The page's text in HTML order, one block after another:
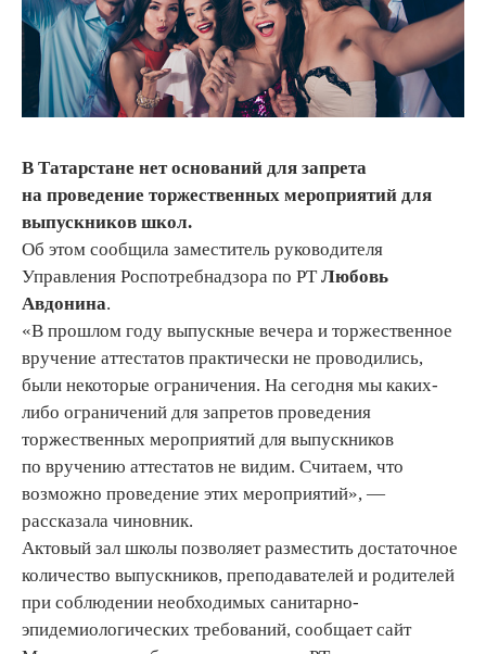
В Татарстане нет оснований для запрета
на проведение торжественных мероприятий для
выпускников школ.
Об этом сообщила заместитель руководителя
Управления Роспотребнадзора по РТ Любовь
Авдонина.
«В прошлом году выпускные вечера и торжественное
вручение аттестатов практически не проводились,
были некоторые ограничения. На сегодня мы каких-
либо ограничений для запретов проведения
торжественных мероприятий для выпускников
по вручению аттестатов не видим. Считаем, что
возможно проведение этих мероприятий», —
рассказала чиновник.
Актовый зал школы позволяет разместить достаточное
количество выпускников, преподавателей и родителей
при соблюдении необходимых санитарно-
эпидемиологических требований, сообщает сайт